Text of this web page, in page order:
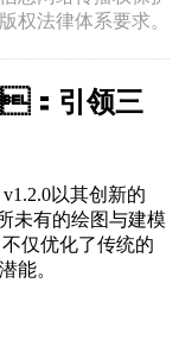
权法律体系要求。
：引领三
v1.2.0以其创新的
所未有的绘图与建模
，不仅优化了传统的
。